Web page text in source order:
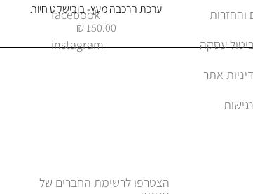
תצוגה מהירה
ערכת הרכבה מעץ- בובישקט חיות
מחיר
facebook
instagram
עסקה
אתר
הצטרפו לרשימת החברים של